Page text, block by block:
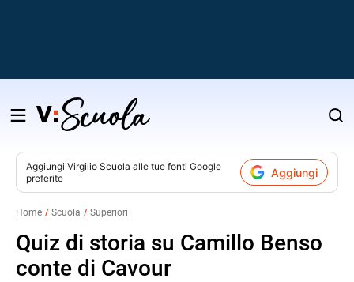
Salta
contenuto
Aggiungi Virgilio Scuola alle tue fonti Google
preferite
Aggiungi
Home Scuola Superiori
Quiz di storia su Camillo Benso
conte di Cavour